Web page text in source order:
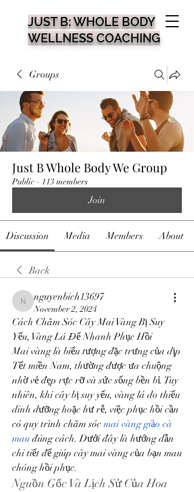
JUST B: WHOLE BODY
WELLNESS COACHING
Groups
Just B Whole Body We Group
Public · 113 members
Join
Discussion Media Members About
Back
nguyenbich13697
nguyenbich13697
November 2, 2024
Cách Chăm Sóc Cây Mai Vàng Bị Suy
Yếu, Vàng Lá Để Nhanh Phục Hồi
Mai vàng là biểu tượng đặc trưng của dịp
Tết miền Nam, thường được ưa chuộng
nhờ vẻ đẹp rực rỡ và sức sống bền bỉ. Tuy
nhiên, khi cây bị suy yếu, vàng lá do thiếu
dinh dưỡng hoặc hư rễ, việc phục hồi cần
có quy trình chăm sóc mai vàng giảo cà
mau đúng cách. Dưới đây là hướng dẫn
chi tiết để giúp cây mai vàng của bạn mau
chóng hồi phục.
Nguồn Gốc Và Lịch Sử Của Hoa